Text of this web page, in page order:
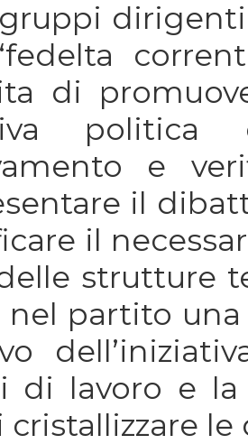
di
politica
e
il
il
strutture
nel partito
di lavoro e
cristallizzare